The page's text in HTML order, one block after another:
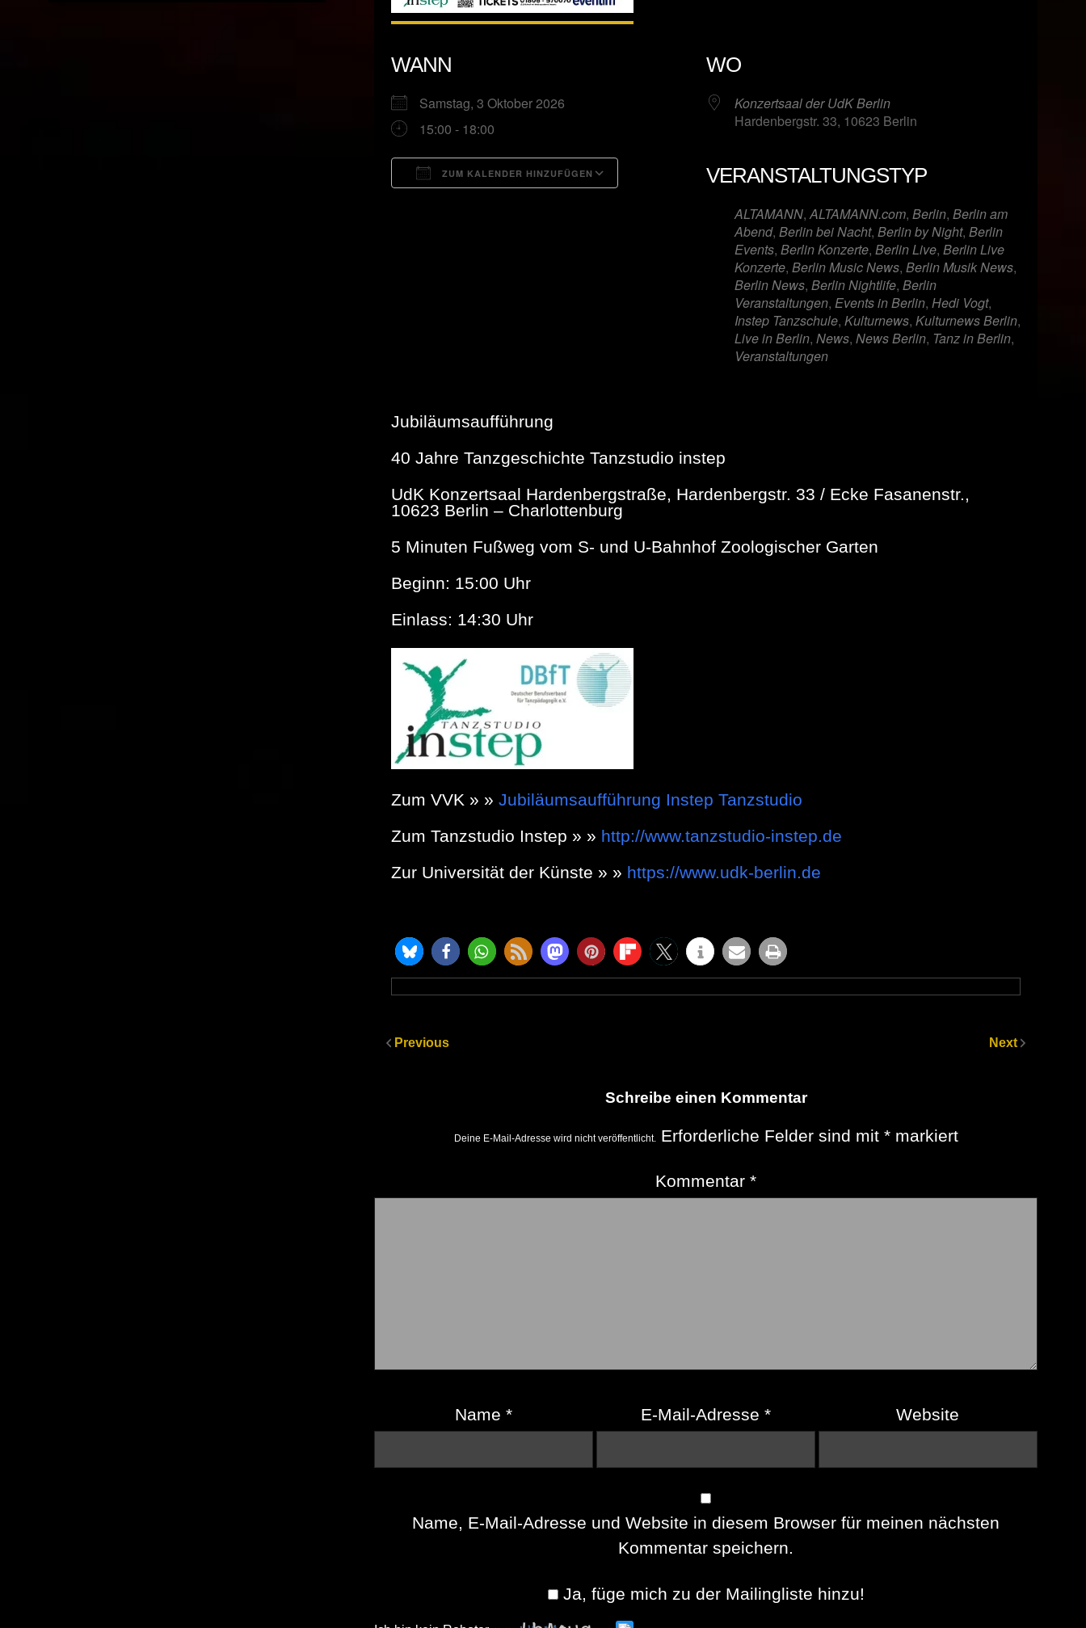
WANN
Samstag, 3 Oktober 2026
15:00 - 18:00
ZUM KALENDER HINZUFÜGEN
WO
Konzertsaal der UdK Berlin
Hardenbergstr. 33, 10623 Berlin
VERANSTALTUNGSTYP
ALTAMANN,ALTAMANN.com, Berlin, Berlin am
Abend, Berlin bei Nacht, Berlin by Night, Berlin
Events, Berlin Konzerte, Berlin Live, Berlin Live
Konzerte, Berlin Music News, Berlin Musik News,
Berlin News, Berlin Nightlife, Berlin
Veranstaltungen, Events in Berlin, Hedi Vogt,
Instep Tanzschule, Kulturnews, Kulturnews Berlin,
Live in Berlin, News, News Berlin, Tanz in Berlin,
Veranstaltungen
Jubiläumsaufführung
40 Jahre Tanzgeschichte Tanzstudio instep
UdK Konzertsaal Hardenbergstraße, Hardenbergstr. 33 / Ecke Fasanenstr.,
10623 Berlin – Charlottenburg
5 Minuten Fußweg vom S- und U-Bahnhof Zoologischer Garten
Beginn: 15:00 Uhr
Einlass: 14:30 Uhr
Zum VVK » »Jubiläumsaufführung Instep Tanzstudio
Zum Tanzstudio Instep » » http://www.tanzstudio-instep.de
Zur Universität der Künste » » https://www.udk-berlin.de
Previous Next
Schreibe einen Kommentar
Deine E-Mail-Adresse wird nicht veröffentlicht. Erforderliche Felder sind mit *markiert
Kommentar*
Name* E-Mail-Adresse* Website
Name, E-Mail-Adresse und Website in diesem Browser für meinen nächsten
Kommentar speichern.
Ja, füge mich zu der Mailingliste hinzu!